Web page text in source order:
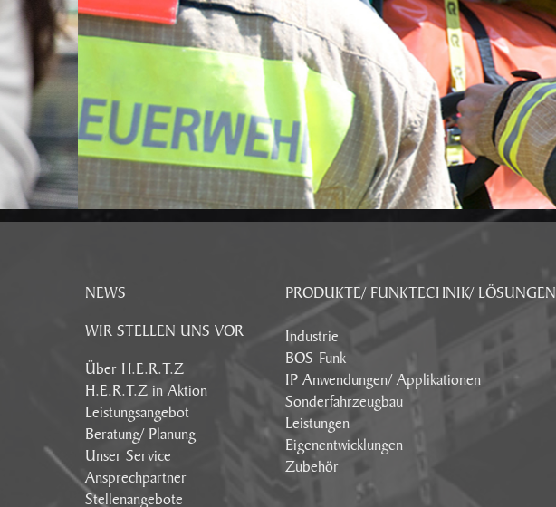
NEWS
WIR STELLEN UNS VOR
Über H.E.R.T.Z
H.E.R.T.Z in Aktion
Leistungsangebot
Beratung/ Planung
Unser Service
Ansprechpartner
Stellenangebote
PRODUKTE/ FUNKTECHNIK/ LÖSUNGEN
Industrie
BOS-Funk
IP Anwendungen/ Applikationen
Sonderfahrzeugbau
Leistungen
Eigenentwicklungen
Zubehör